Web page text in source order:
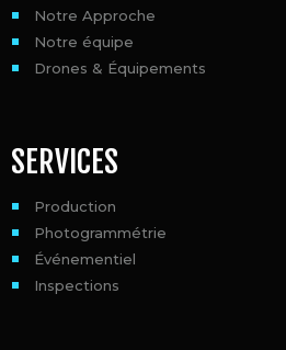
Notre Approche
Notre équipe
Drones & Équipements
SERVICES
Production
Photogrammétrie
Événementiel
Inspections